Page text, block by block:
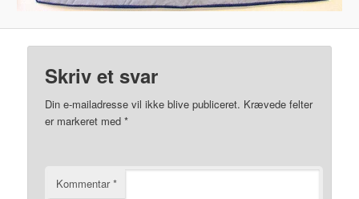
Skriv et svar
Din e-mailadresse vil ikke blive publiceret. Krævede felter
er markeret med*
Kommentar*